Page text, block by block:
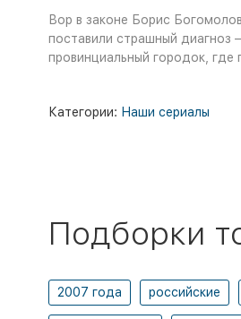
Вор в законе Борис
поставили страшный диагноз
провинциальный городок,
Категории: Наши сериалы
Подборки
2007 года российские